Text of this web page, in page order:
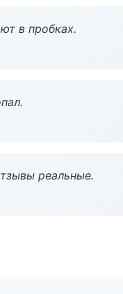
в пробках.
реальные.